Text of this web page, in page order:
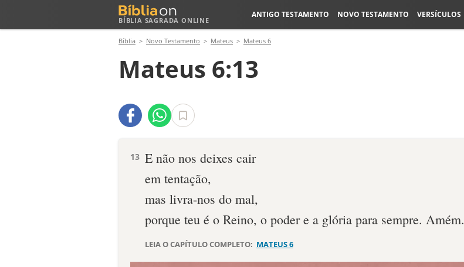
BÍBLIA SAGRADA ONLINE
ANTIGO TESTAMENTO NOVO TESTAMENTO VERSÍCULOS
Bíblia Novo Testamento Mateus Mateus 6
Mateus 6:13
13 E não nos deixes cair
em tentação,
mas livra-nos do mal,
porque teu é o Reino, o poder e a glória para sempre. Amém.
LEIA O CAPÍTULO COMPLETO: MATEUS 6